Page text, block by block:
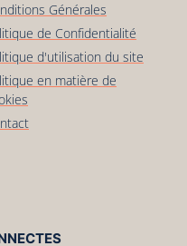
Générales
de Confidentialité
d'utilisation du site
en matière de